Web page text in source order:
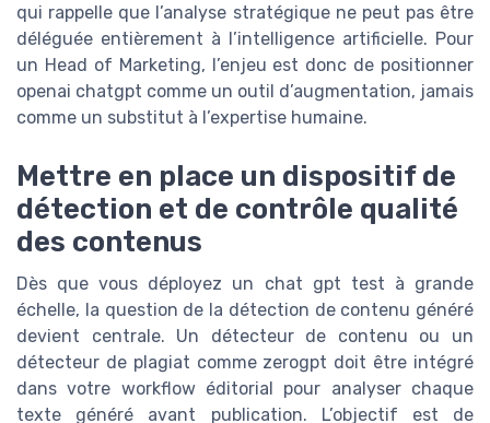
qui rappelle que l’analyse stratégique ne peut pas être
déléguée entièrement à l’intelligence artificielle. Pour
un Head of Marketing, l’enjeu est donc de positionner
openai chatgpt comme un outil d’augmentation, jamais
comme un substitut à l’expertise humaine.
Mettre en place un dispositif de
détection et de contrôle qualité
des contenus
Dès que vous déployez un chat gpt test à grande
échelle, la question de la détection de contenu généré
devient centrale. Un détecteur de contenu ou un
détecteur de plagiat comme zerogpt doit être intégré
dans votre workflow éditorial pour analyser chaque
texte généré avant publication. L’objectif est de